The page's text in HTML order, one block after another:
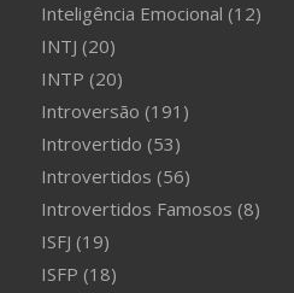
Inteligência Emocional (12)
INTJ (20)
INTP (20)
Introversão (191)
Introvertido (53)
Introvertidos (56)
Introvertidos Famosos (8)
ISFJ (19)
ISFP (18)